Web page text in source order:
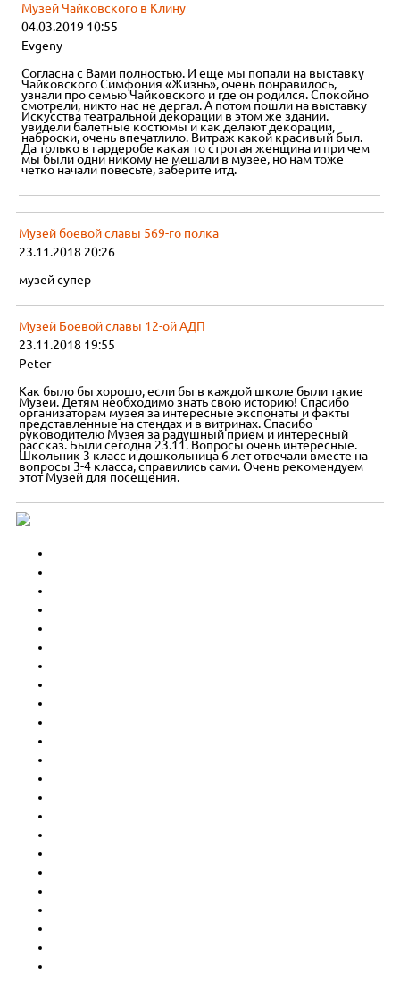
Музей Чайковского в Клину
04.03.2019 10:55
Evgeny
Согласна с Вами полностью. И еще мы попали на выставку
Чайковского Симфония «Жизнь», очень понравилось,
узнали про семью Чайковского и где он родился. Спокойно
смотрели, никто нас не дергал. А потом пошли на выставку
Искусства театральной декорации в этом же здании.
увидели балетные костюмы и как делают декорации,
наброски, очень впечатлило. Витраж какой красивый был.
Да только в гардеробе какая то строгая женщина и при чем
мы были одни никому не мешали в музее, но нам тоже
четко начали повесьте, заберите итд.
Музей боевой славы 569-го полка
23.11.2018 20:26
музей супер
Музей Боевой славы 12-ой АДП
23.11.2018 19:55
Peter
Как было бы хорошо, если бы в каждой школе были такие
Музеи. Детям необходимо знать свою историю! Спасибо
организаторам музея за интересные экспонаты и факты
представленные на стендах и в витринах. Спасибо
руководителю Музея за радушный прием и интересный
рассказ. Были сегодня 23.11. Вопросы очень интересные.
Школьник 3 класс и дошкольница 6 лет отвечали вместе на
вопросы 3-4 класса, справились сами. Очень рекомендуем
этот Музей для посещения.